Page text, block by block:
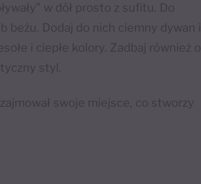
w dół prosto z sufitu. Do
Dodaj do nich ciemny dywan i
i ciepłe kolory. Zadbaj również o
styl.
swoje miejsce, co stworzy